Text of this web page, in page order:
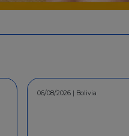
30/07/2026 | Bolivia